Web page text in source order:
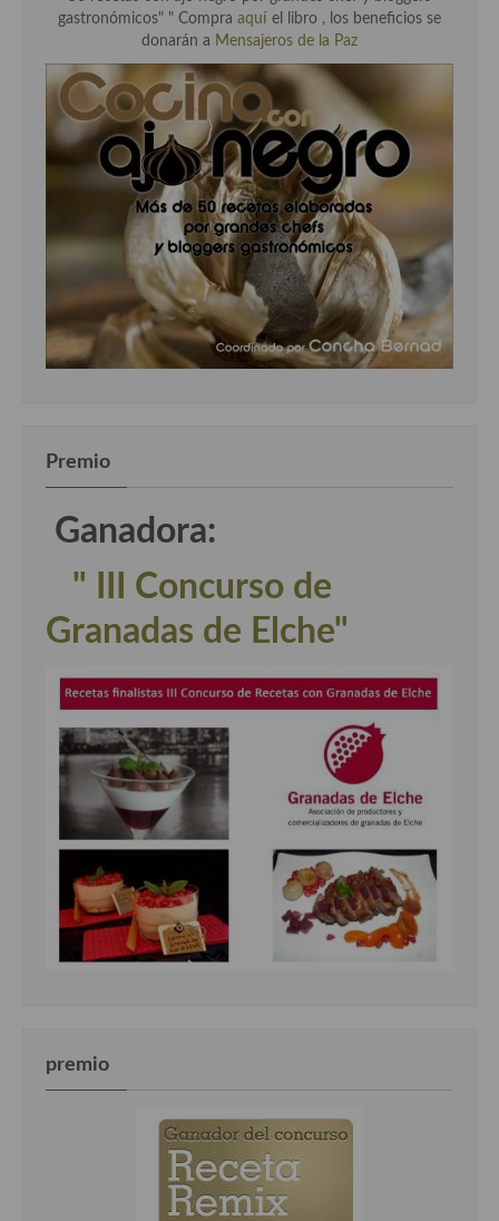
gastronómicos" " Compra aquí el libro , los beneficios se
donarán a Mensajeros de la Paz
Premio
Ganadora:
" III Concurso de
Granadas de Elche"
premio